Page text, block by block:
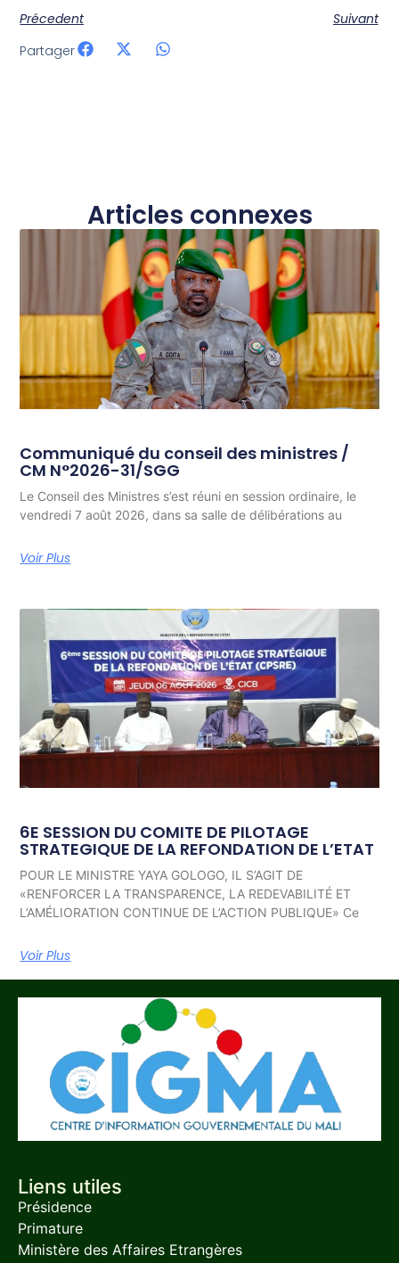
Précedent
Suivant
Partager
Articles connexes
Communiqué du conseil des ministres /
CM N°2026-31/SGG
Le Conseil des Ministres s’est réuni en session ordinaire, le
vendredi 7 août 2026, dans sa salle de délibérations au
Voir Plus
6E SESSION DU COMITE DE PILOTAGE
STRATEGIQUE DE LA REFONDATION DE L’ETAT
POUR LE MINISTRE YAYA GOLOGO, IL S’AGIT DE
«RENFORCER LA TRANSPARENCE, LA REDEVABILITÉ ET
L’AMÉLIORATION CONTINUE DE L’ACTION PUBLIQUE» Ce
Voir Plus
Liens utiles
Présidence
Primature
Ministère des Affaires Etrangères